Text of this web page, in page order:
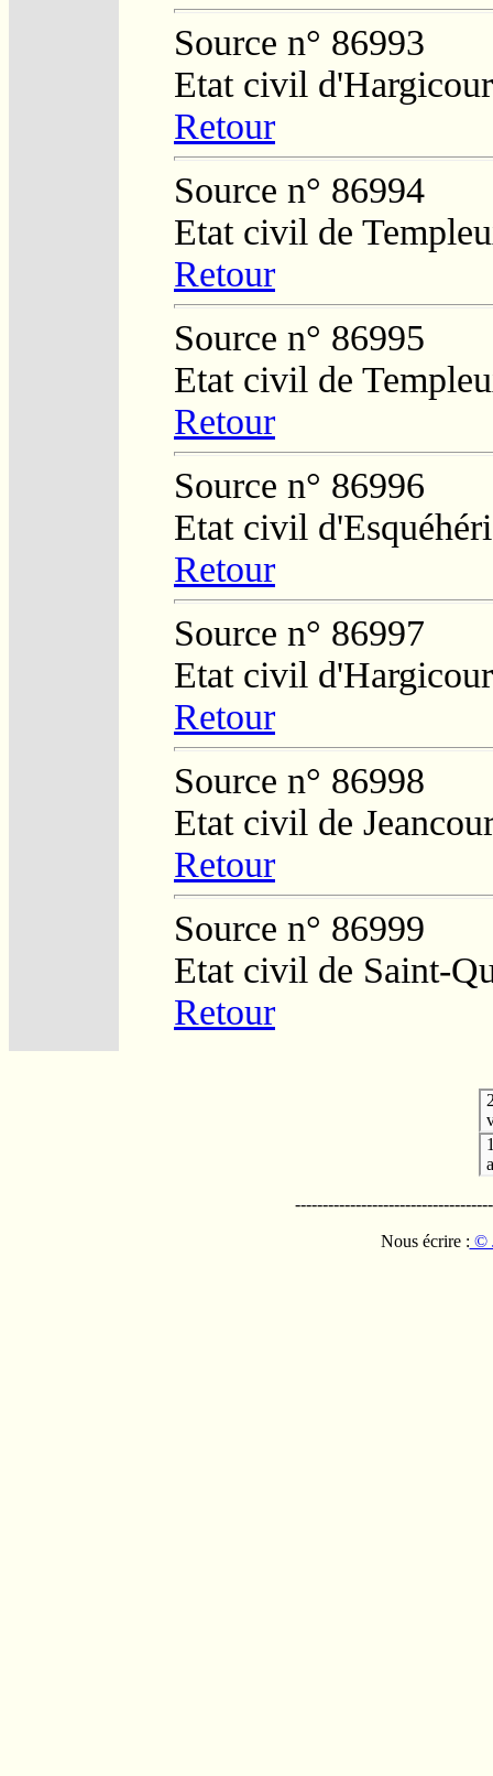
Source n° 86993
Etat civil
Retour
Source n° 86994
Etat civil de
Retour
Source n° 86995
Etat civil de
Retour
Source n° 86996
Etat civil
Retour
Source n° 86997
Etat civil
Retour
Source n° 86998
Etat civil de
Retour
Source n° 86999
Etat civil de Saint-
Retour
Nous écrire : ©